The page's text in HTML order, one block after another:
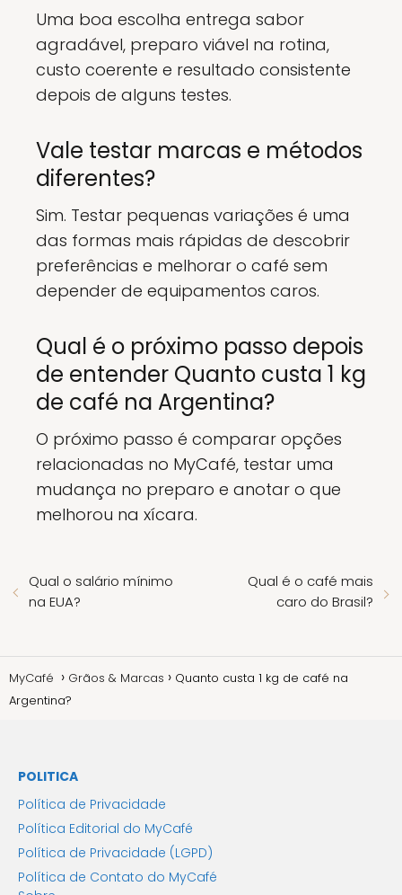
Uma boa escolha entrega sabor
agradável, preparo viável na rotina,
custo coerente e resultado consistente
depois de alguns testes.
Vale testar marcas e métodos
diferentes?
Sim. Testar pequenas variações é uma
das formas mais rápidas de descobrir
preferências e melhorar o café sem
depender de equipamentos caros.
Qual é o próximo passo depois
de entender Quanto custa 1 kg
de café na Argentina?
O próximo passo é comparar opções
relacionadas no MyCafé, testar uma
mudança no preparo e anotar o que
melhorou na xícara.
Qual o salário mínimo
na EUA?
Qual é o café mais
caro do Brasil?
MyCafé Grãos & Marcas
Quanto custa 1 kg de café na
Argentina?
POLITICA
Política de Privacidade
Política Editorial do MyCafé
Política de Privacidade (LGPD)
Política de Contato do MyCafé